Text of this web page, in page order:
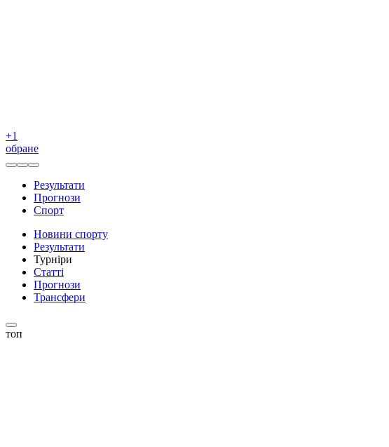
+1
обране
Результати
Прогнози
Спорт
Новини спорту
Результати
Турніри
Статті
Прогнози
Трансфери
топ